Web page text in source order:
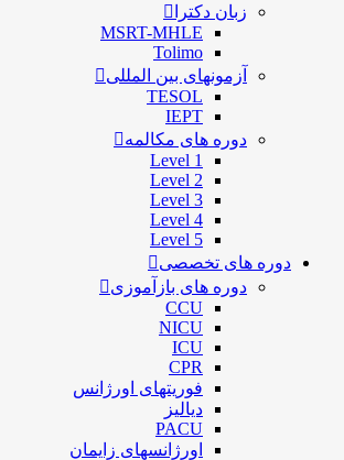
زبان دکترا
MSRT-MHLE
Tolimo
آزمونهای بین المللی
TESOL
IEPT
دوره های مکالمه
Level 1
Level 2
Level 3
Level 4
Level 5
دوره های تخصصی
دوره های بازآموزی
CCU
NICU
ICU
CPR
فوریتهای اورژانس
دیالیز
PACU
اورژانسهای زایمان